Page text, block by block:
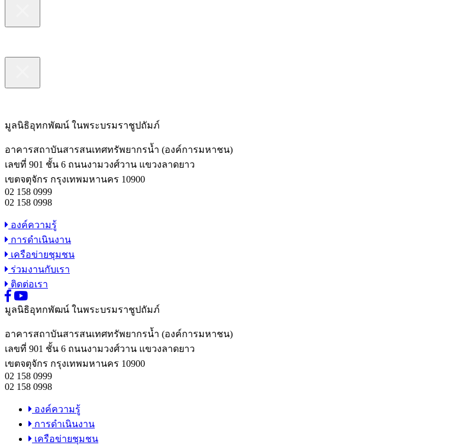
มูลนิธิอุทกพัฒน์ ในพระบรมราชูปถัมภ์
อาคารสถาบันสารสนเทศทรัพยากรน้ำ (องค์การมหาชน)
เลขที่ 901 ชั้น 6 ถนนงามวงศ์วาน แขวงลาดยาว
เขตจตุจักร กรุงเทพมหานคร 10900
02 158 0999
02 158 0998
องค์ความรู้
การดำเนินงาน
เครือข่ายชุมชน
ร่วมงานกับเรา
ติดต่อเรา
มูลนิธิอุทกพัฒน์ ในพระบรมราชูปถัมภ์
อาคารสถาบันสารสนเทศทรัพยากรน้ำ (องค์การมหาชน)
เลขที่ 901 ชั้น 6 ถนนงามวงศ์วาน แขวงลาดยาว
เขตจตุจักร กรุงเทพมหานคร 10900
02 158 0999
02 158 0998
องค์ความรู้
การดำเนินงาน
เครือข่ายชุมชน